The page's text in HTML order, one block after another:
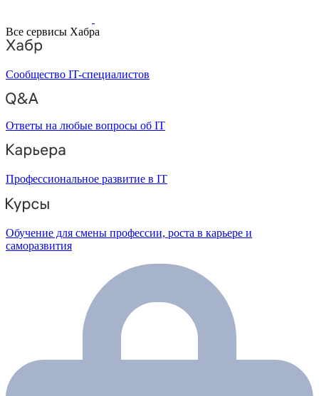
Все сервисы Хабра
Сообщество IT-специалистов
Ответы на любые вопросы об IT
Профессиональное развитие в IT
Обучение для смены профессии, роста в карьере и
саморазвития